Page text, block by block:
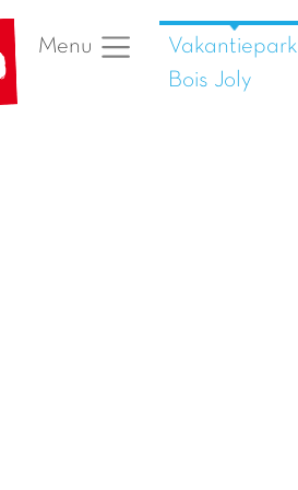
Menu
Vakantiepark
Bois Joly